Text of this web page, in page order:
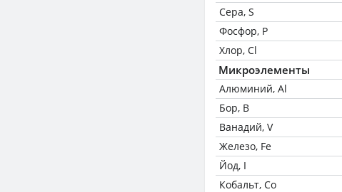
Сера, S
Фосфор, P
Хлор, Cl
Микроэлементы
Алюминий, Al
Бор, B
Ванадий, V
Железо, Fe
Йод, I
Кобальт, Co